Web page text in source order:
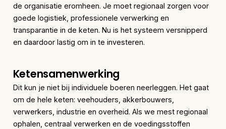
de organisatie eromheen. Je moet regionaal zorgen voor
goede logistiek, professionele verwerking en
transparantie in de keten. Nu is het systeem versnipperd
en daardoor lastig om in te investeren.
Ketensamenwerking
Dit kun je niet bij individuele boeren neerleggen. Het gaat
om de hele keten: veehouders, akkerbouwers,
verwerkers, industrie en overheid. Als we mest regionaal
ophalen, centraal verwerken en de voedingsstoffen